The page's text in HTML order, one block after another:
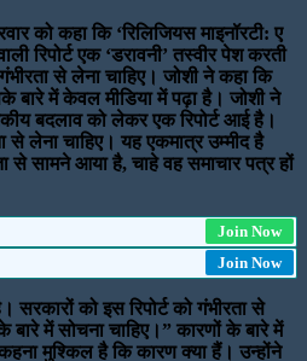
को कहा कि ‘रिलिजियस माइनॉरटी: ए
रिपोर्ट एक ‘डरावनी’ तस्वीर पेश करती
से लेना चाहिए। जोशी ने कहा कि
बारे में केवल मीडिया में पढ़ा है। जोशी ने
बदलाव को लेकर एक रिपोर्ट आई है।
लेना चाहिए। यह एकमात्र उम्मीद है
से सामने आया है, चाहे वह समाचार पत्र हों
Join Now
Join Now
सरकारों को इस रिपोर्ट को गंभीरता से
में सोचना चाहिए।” कारणों के बारे में
मुश्किल है कि कारण क्या हैं। उन्होंने